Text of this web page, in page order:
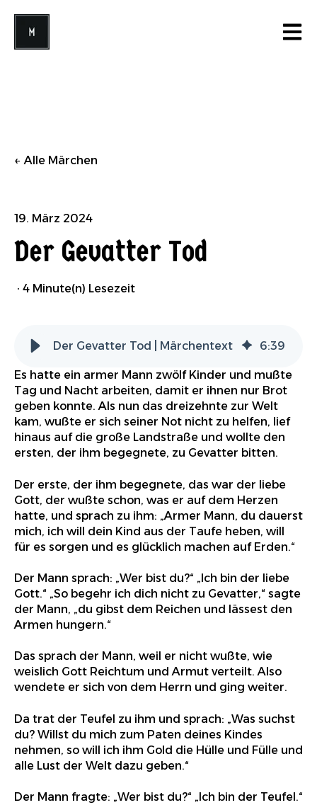
Open
Alle Märchen
19. März 2024
Der Gevatter Tod
· 4 Minute(n) Lesezeit
Der Gevatter Tod | Märchentext 6:39
Es hatte ein armer Mann zwölf Kinder und mußte
Tag und Nacht arbeiten, damit er ihnen nur Brot
geben konnte. Als nun das dreizehnte zur Welt
kam, wußte er sich seiner Not nicht zu helfen, lief
hinaus auf die große Landstraße und wollte den
ersten, der ihm begegnete, zu Gevatter bitten.
Der erste, der ihm begegnete, das war der liebe
Gott, der wußte schon, was er auf dem Herzen
hatte, und sprach zu ihm: „Armer Mann, du dauerst
mich, ich will dein Kind aus der Taufe heben, will
für es sorgen und es glücklich machen auf Erden.“
Der Mann sprach: „Wer bist du?“ „Ich bin der liebe
Gott.“ „So begehr ich dich nicht zu Gevatter,“ sagte
der Mann, „du gibst dem Reichen und lässest den
Armen hungern.“
Das sprach der Mann, weil er nicht wußte, wie
weislich Gott Reichtum und Armut verteilt. Also
wendete er sich von dem Herrn und ging weiter.
Da trat der Teufel zu ihm und sprach: „Was suchst
du? Willst du mich zum Paten deines Kindes
nehmen, so will ich ihm Gold die Hülle und Fülle und
alle Lust der Welt dazu geben.“
Der Mann fragte: „Wer bist du?“ „Ich bin der Teufel.“